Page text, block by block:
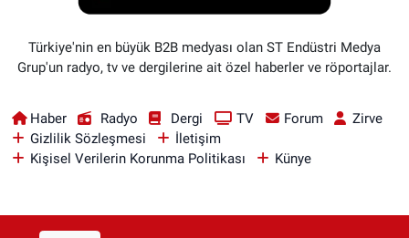
Türkiye'nin en büyük B2B medyası olan ST Endüstri Medya
Grup'un radyo, tv ve dergilerine ait özel haberler ve röportajlar.
Haber Radyo Dergi TV Forum
Zirve
Gizlilik Sözleşmesi
İletişim
Kişisel Verilerin Korunma Politikası
Künye